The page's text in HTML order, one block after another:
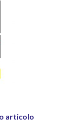
articolo